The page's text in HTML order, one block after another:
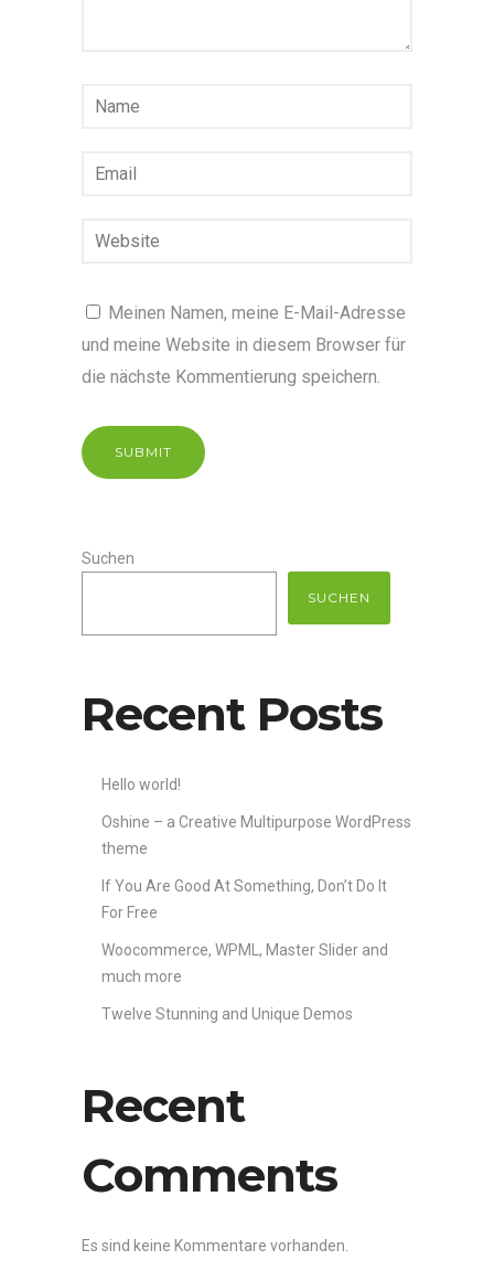
Meinen Namen, meine E-Mail-Adresse
und meine Website in diesem Browser für
die nächste Kommentierung speichern.
Suchen
SUCHEN
Recent Posts
Hello world!
Oshine – a Creative Multipurpose WordPress
theme
If You Are Good At Something, Don’t Do It
For Free
Woocommerce, WPML, Master Slider and
much more
Twelve Stunning and Unique Demos
Recent
Comments
Es sind keine Kommentare vorhanden.